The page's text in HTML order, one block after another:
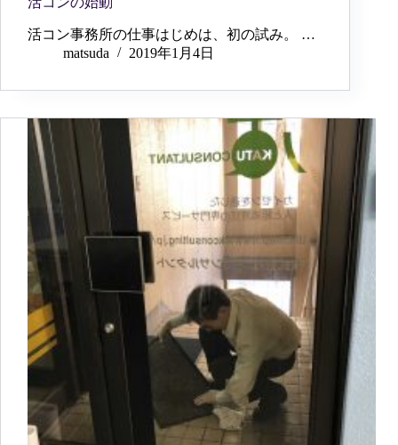
活コン事務所の仕事はじめは、初の試み。 …
matsuda
2019年1月4日